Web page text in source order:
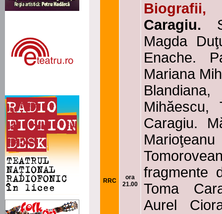
RRC
ora
21.00
Biografii,
Caragiu.
Magda
Enache.
Mariana
Caragiu.
fragmente
Toma
Aurel